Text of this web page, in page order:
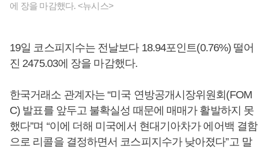
에 장을 마감했다. <뉴시스>
19일 코스피지수는 전날보다 18.94포인트(0.76%) 떨어
진 2475.03에 장을 마감했다.
한국거래소 관계자는 “미국 연방공개시장위원회(FOM
C) 발표를 앞두고 불확실성 때문에 매매가 활발하지 못
했다”며 “이에 더해 미국에서 현대기아차가 에어백 결함
으로 리콜을 결정하면서 코스피지수가 낮아졌다”고 말